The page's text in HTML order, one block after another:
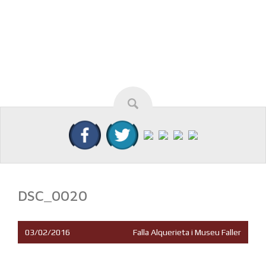
DSC_0020
03/02/2016 Falla Alquerieta i Museu Faller